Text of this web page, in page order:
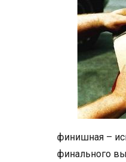
финишная –
финального